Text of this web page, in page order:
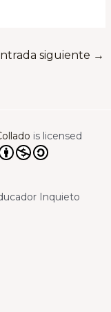
siguiente →
is licensed
Inquieto